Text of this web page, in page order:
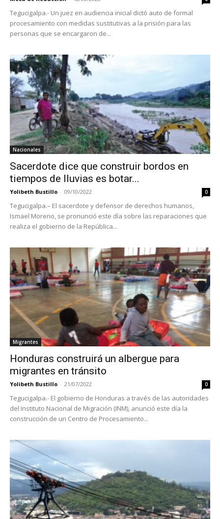
Tegucigalpa.- Un juez en audiencia inicial dictó auto de formal
procesamiento con medidas sustitutivas a la prisión para las
personas que se encargaron de...
Nacionales
Sacerdote dice que construir bordos en
tiempos de lluvias es botar...
Yolibeth Bustillo - 09/10/2022 0
Tegucigalpa.– El sacerdote y defensor de derechos humanos,
Ismael Moreno, se pronunció este día sobre las reparaciones que
realiza el gobierno de la República...
Migrantes
Honduras construirá un albergue para
migrantes en tránsito
Yolibeth Bustillo - 21/07/2022 0
Tegucigalpa.- El gobierno de Honduras a través de las autoridades
del Instituto Nacional de Migración (INM), anunció este día la
construcción de un Centro de Procesamiento...